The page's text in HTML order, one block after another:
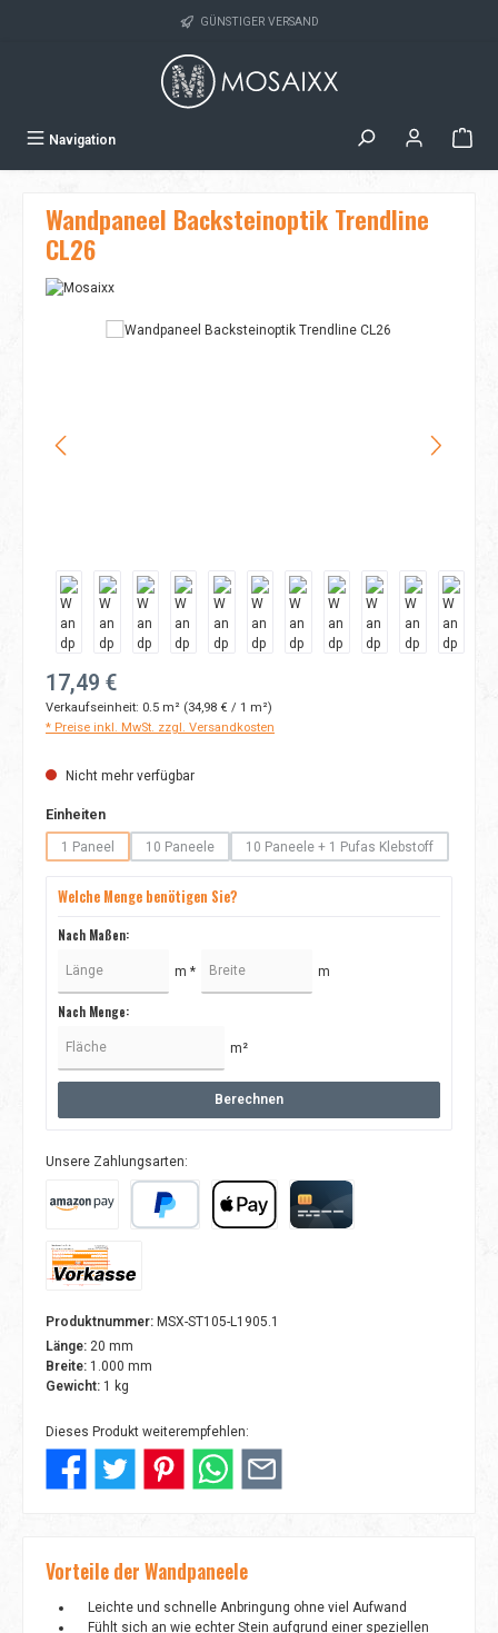
GÜNSTIGER VERSAND
Navigation
Wandpaneel Backsteinoptik Trendline
CL26
Bildergalerie überspringen
Regulärer Preis:
17,49 €
Verkaufseinheit: 0.5 m² (34,98 € / 1 m²)
* Preise inkl. MwSt. zzgl. Versandkosten
Nicht mehr verfügbar
Einheitenauswählen
1 Paneel
(Diese Option ist zurzeit nicht verfügbar.)
10 Paneele
(Diese Option ist zurzeit nicht verfügbar.)
10 Paneele + 1 Pufas Klebstoff
(Diese Option ist zurzeit
Welche Menge benötigen Sie?
Nach Maßen:
m * m
Nach Menge:
m²
Berechnen
Unsere Zahlungsarten:
Produktnummer: MSX-ST105-L1905.1
Länge: 20 mm
Breite: 1.000 mm
Gewicht: 1 kg
Dieses Produkt weiterempfehlen:
Vorteile der Wandpaneele
Leichte und schnelle Anbringung ohne viel Aufwand
Fühlt sich an wie echter Stein aufgrund einer speziellen